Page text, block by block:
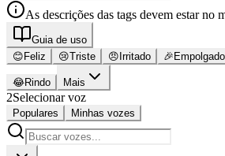
As descrições das tags devem estar no
Guia de uso
😊 Feliz 😢Triste 😠 Irritado 🎉 Empolgado
😂Rindo Mais
2Selecionar voz
Populares Minhas vozes